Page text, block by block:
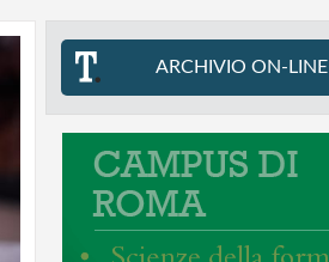
ARCHIVIO ON-LINE